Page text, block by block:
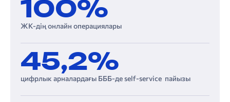
100%
ЖК-дің онлайн операциялары
45,2%
цифрлык арналардағы БББ-де self-service пайызы